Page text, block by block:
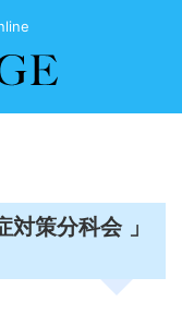
対策分科会 」